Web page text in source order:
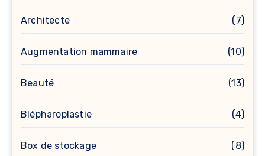
Architecte (7)
Augmentation mammaire (10)
Beauté (13)
Blépharoplastie (4)
Box de stockage (8)